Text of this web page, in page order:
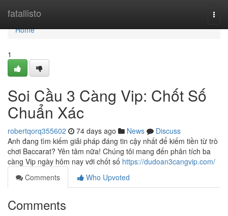
fatallisto
Home
Home
1
Soi Cầu 3 Càng Vip: Chốt Số
Chuẩn Xác
robertqorq355602 74 days ago News
Discuss
Anh đang tìm kiếm giải pháp đáng tin cậy nhất để kiếm tiền từ trò
chơi Baccarat? Yên tâm nữa! Chúng tôi mang đến phân tích ba
càng Vip ngày hôm nay với chốt số https://dudoan3cangvip.com/
Comments
Who Upvoted
Comments